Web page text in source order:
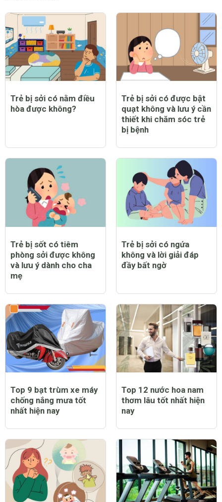
CHỦ ĐỀ MỚI
Trẻ bị sởi có nằm điều
hòa được không?
Trẻ bị sởi có được bật
quạt không và lưu ý cần
thiết khi chăm sóc trẻ
bị bệnh
và lưu ý dành cho cha
mẹ
đầy bất ngờ
Top 9 bạt trùm xe máy
chống nắng mưa tốt
nhất hiện nay
Top 12 nước hoa nam
thơm lâu tốt nhất hiện
nay